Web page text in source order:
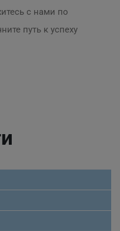
с нами по
путь к успеху